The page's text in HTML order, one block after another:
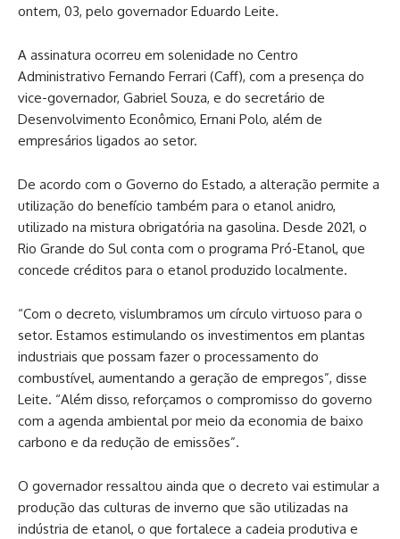
ontem, 03, pelo governador Eduardo Leite.
A assinatura ocorreu em solenidade no Centro
Administrativo Fernando Ferrari (Caff), com a presença do
vice-governador, Gabriel Souza, e do secretário de
Desenvolvimento Econômico, Ernani Polo, além de
empresários ligados ao setor.
De acordo com o Governo do Estado, a alteração permite a
utilização do benefício também para o etanol anidro,
utilizado na mistura obrigatória na gasolina. Desde 2021, o
Rio Grande do Sul conta com o programa Pró-Etanol, que
concede créditos para o etanol produzido localmente.
“Com o decreto, vislumbramos um círculo virtuoso para o
setor. Estamos estimulando os investimentos em plantas
industriais que possam fazer o processamento do
combustível, aumentando a geração de empregos”, disse
Leite. “Além disso, reforçamos o compromisso do governo
com a agenda ambiental por meio da economia de baixo
carbono e da redução de emissões”.
O governador ressaltou ainda que o decreto vai estimular a
produção das culturas de inverno que são utilizadas na
indústria de etanol, o que fortalece a cadeia produtiva e